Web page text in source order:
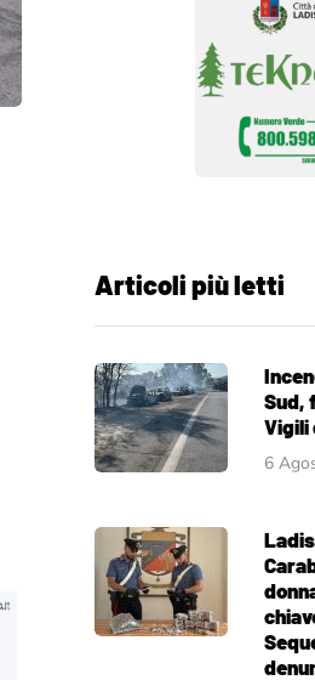
Articoli più letti
Sud,
Vigili
6